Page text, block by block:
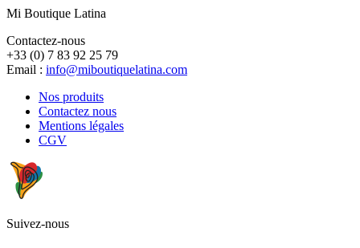
Mi Boutique Latina
Contactez-nous
+33 (0) 7 83 92 25 79
Email : info@miboutiquelatina.com
Nos produits
Contactez nous
Mentions légales
CGV
Suivez-nous